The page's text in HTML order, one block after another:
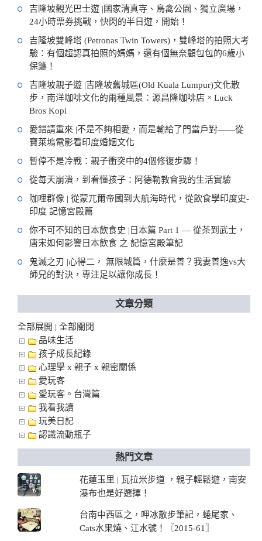
吉隆坡觀光巴士遊 |國家清真寺、鳥禽公園、獨立廣場，
24小時票券挑戰，快閃的半日遊，開始！
吉隆坡雙峰塔 (Petronas Twin Towers)，雙峰塔的拍照大考
驗：有個超認真拍照的媽媽，還有個無奈顧包包的6歲小
保鑣！
吉隆坡親子遊 |吉隆坡舊城區(Old Kuala Lumpur)文化散
步，南洋咖啡文化的兩種風景：源昌隆咖啡店 × Luck
Bros Kopi
愛錯請重來 |不是不夠相愛，而是輸給了門當戶對——從
寶萊塢電影看印度婚姻文化
暫停不是冷戰：親子衝突中的4個修復步驟！
從每天崩潰，到看懂孩子：阿德勒教會我的生活實驗
咖哩群像 | 從蒙兀爾帝國到大航海時代，從飲食學印度史-
印度 記憶宮殿篇
你不可不知的日本飲食史 |日本篇 Part 1 — 從茶到武士，
唐宋如何影響日本飲食 之 記憶宮殿筆記
鬼滅之刃 |心得二， 無限城篇，什麼是善？我妻善逸vs大
師兄的對決，專注足以讓你成長！
文章分類
全部展開
全部關閉
品味生活
孩子成長紀錄
心理學 x 親子 x 親密關係
愛玩客
愛玩客。台灣篇
我看我讀
玩美日記
認識流動瓶子
熱門文章
花蓮玉里 | 瓦拉米步道 ，親子輕鬆遊，南安
瀑布也是好選擇！
台南中西區之，呷冰散步筆記，蜷尾家、
Cats水果燒、江水號！〖2015-61〗